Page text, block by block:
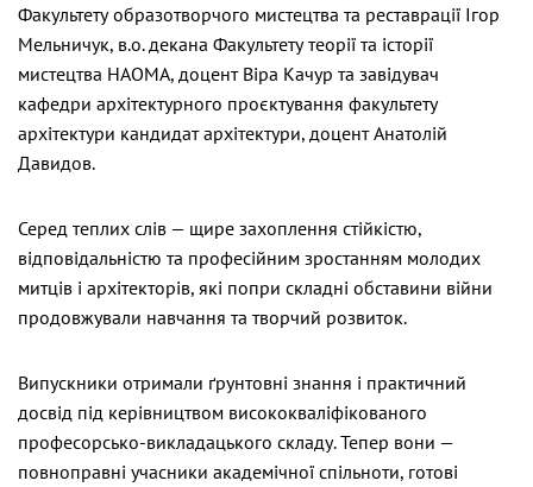
Факультету образотворчого мистецтва та реставрації Ігор
Мельничук, в.о. декана Факультету теорії та історії
мистецтва НАОМА, доцент Віра Качур та завідувач
кафедри архітектурного проєктування факультету
архітектури кандидат архітектури, доцент Анатолій
Давидов.
Серед теплих слів — щире захоплення стійкістю,
відповідальністю та професійним зростанням молодих
митців і архітекторів, які попри складні обставини війни
продовжували навчання та творчий розвиток.
Випускники отримали ґрунтовні знання і практичний
досвід під керівництвом висококваліфікованого
професорсько-викладацького складу. Тепер вони —
повноправні учасники академічної спільноти, готові